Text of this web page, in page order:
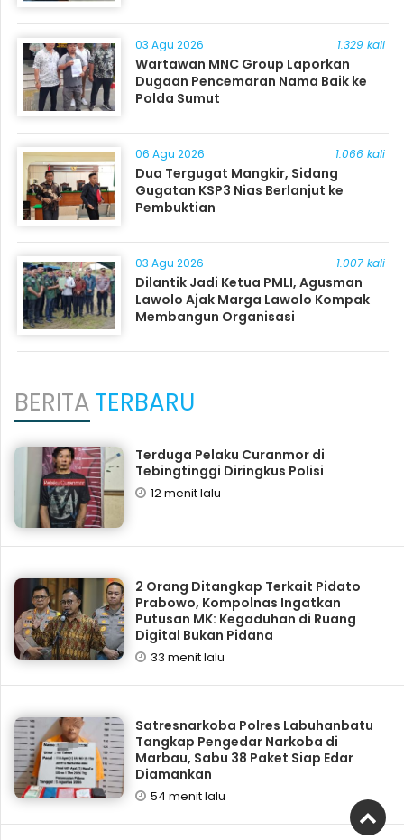
03 Agu 2026 1.329 kali
Wartawan MNC Group Laporkan
Dugaan Pencemaran Nama Baik ke
Polda Sumut
06 Agu 2026 1.066 kali
Dua Tergugat Mangkir, Sidang
Gugatan KSP3 Nias Berlanjut ke
Pembuktian
03 Agu 2026 1.007 kali
Dilantik Jadi Ketua PMLI, Agusman
Lawolo Ajak Marga Lawolo Kompak
Membangun Organisasi
BERITATERBARU
Terduga Pelaku Curanmor di
Tebingtinggi Diringkus Polisi
12 menit lalu
2 Orang Ditangkap Terkait Pidato
Prabowo, Kompolnas Ingatkan
Putusan MK: Kegaduhan di Ruang
Digital Bukan Pidana
33 menit lalu
Satresnarkoba Polres Labuhanbatu
Tangkap Pengedar Narkoba di
Marbau, Sabu 38 Paket Siap Edar
Diamankan
54 menit lalu